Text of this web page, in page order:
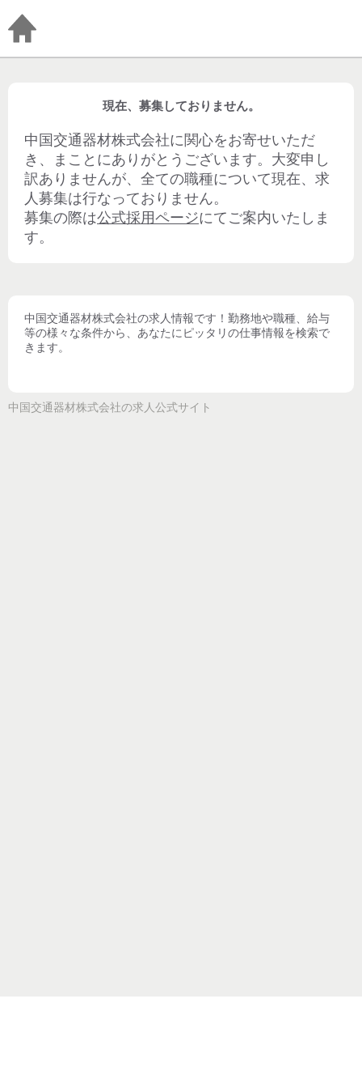
現在、募集しておりません。
中国交通器材株式会社に関心をお寄せいただ
き、まことにありがとうございます。大変申し
訳ありませんが、全ての職種について現在、求
人募集は行なっておりません。
募集の際は公式採用ページにてご案内いたしま
す。
中国交通器材株式会社の求人情報です！勤務地や職種、給与
等の様々な条件から、あなたにピッタリの仕事情報を検索で
きます。
中国交通器材株式会社の求人公式サイト